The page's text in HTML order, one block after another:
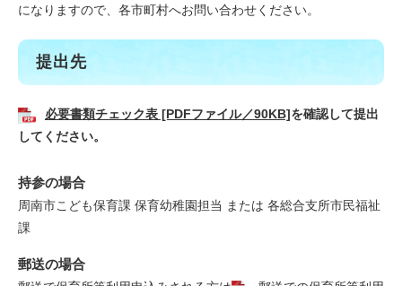
になりますので、各市町村へお問い合わせください。
提出先
必要書類チェック表 [PDFファイル／90KB]を確認して提出
してください。
持参の場合
周南市こども保育課 保育幼稚園担当 または 各総合支所市民福祉
課
郵送の場合